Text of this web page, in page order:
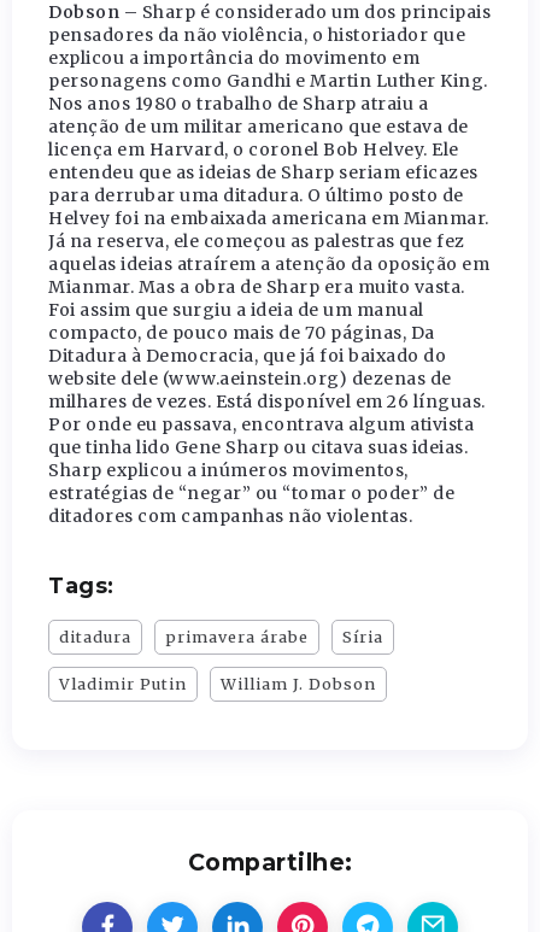
Dobson – Sharp é considerado um dos principais
pensadores da não violência, o historiador que
explicou a importância do movimento em
personagens como Gandhi e Martin Luther King.
Nos anos 1980 o trabalho de Sharp atraiu a
atenção de um militar americano que estava de
licença em Harvard, o coronel Bob Helvey. Ele
entendeu que as ideias de Sharp seriam eficazes
para derrubar uma ditadura. O último posto de
Helvey foi na embaixada americana em Mianmar.
Já na reserva, ele começou as palestras que fez
aquelas ideias atraírem a atenção da oposição em
Mianmar. Mas a obra de Sharp era muito vasta.
Foi assim que surgiu a ideia de um manual
compacto, de pouco mais de 70 páginas, Da
Ditadura à Democracia, que já foi baixado do
website dele (www.aeinstein.org) dezenas de
milhares de vezes. Está disponível em 26 línguas.
Por onde eu passava, encontrava algum ativista
que tinha lido Gene Sharp ou citava suas ideias.
Sharp explicou a inúmeros movimentos,
estratégias de “negar” ou “tomar o poder” de
ditadores com campanhas não violentas.
Tags:
ditadura primavera árabe Síria
Vladimir Putin William J. Dobson
Compartilhe: